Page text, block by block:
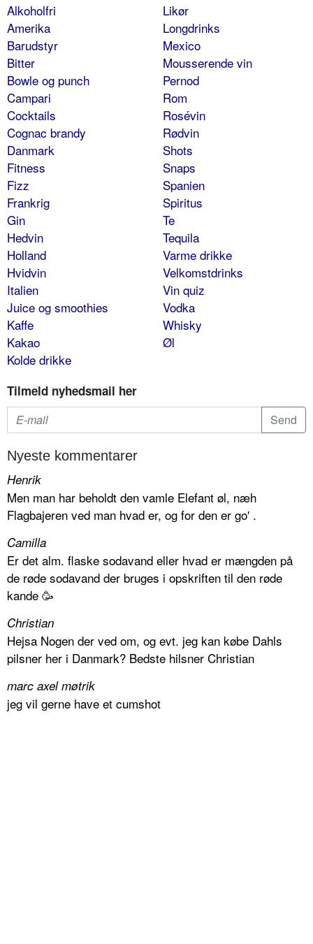
Alkoholfri
Amerika
Barudstyr
Bitter
Bowle og punch
Campari
Cocktails
Cognac brandy
Danmark
Fitness
Fizz
Frankrig
Gin
Hedvin
Holland
Hvidvin
Italien
Juice og smoothies
Kaffe
Kakao
Kolde drikke
Likør
Longdrinks
Mexico
Mousserende vin
Pernod
Rom
Rosévin
Rødvin
Shots
Snaps
Spanien
Spiritus
Te
Tequila
Varme drikke
Velkomstdrinks
Vin quiz
Vodka
Whisky
Øl
Tilmeld nyhedsmail her
Nyeste kommentarer
Henrik
Men man har beholdt den vamle Elefant øl, næh
Flagbajeren ved man hvad er, og for den er go' .
Camilla
Er det alm. flaske sodavand eller hvad er mængden på
de røde sodavand der bruges i opskriften til den røde
kande 🥳
Christian
Hejsa Nogen der ved om, og evt. jeg kan købe Dahls
pilsner her i Danmark? Bedste hilsner Christian
marc axel møtrik
jeg vil gerne have et cumshot